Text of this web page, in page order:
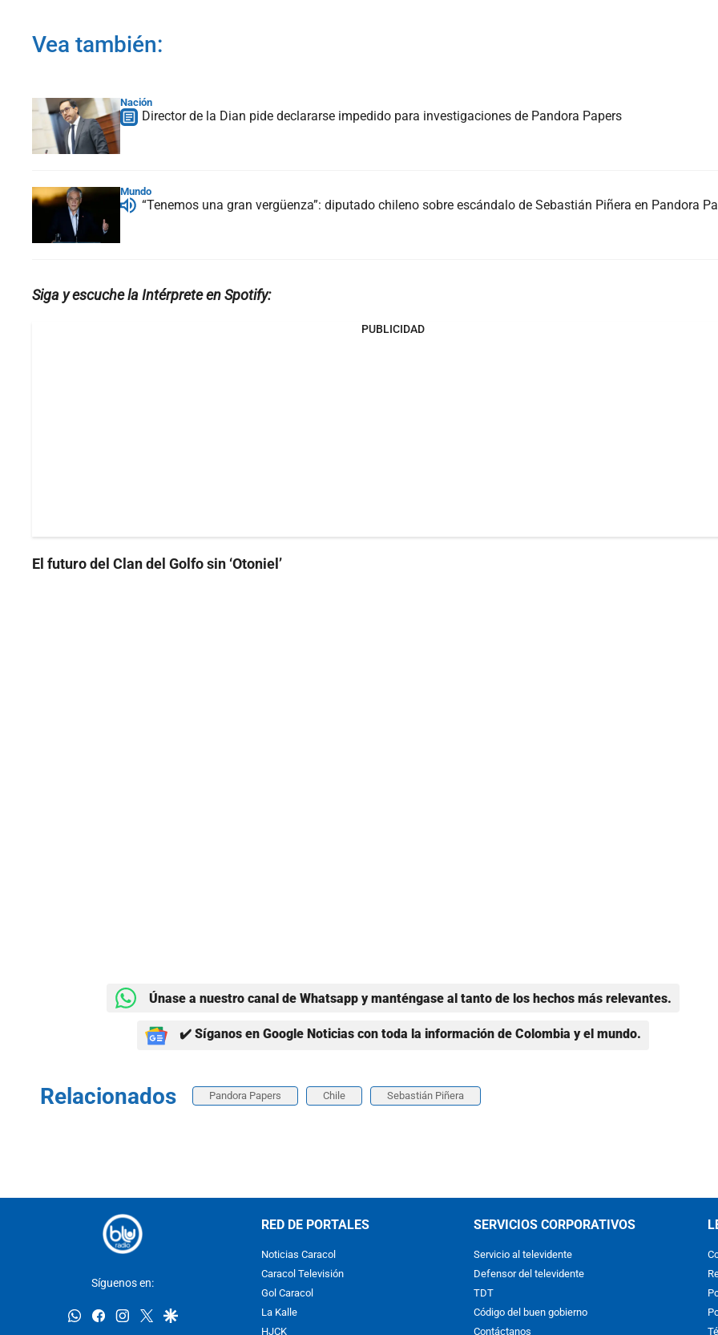
Vea también:
Nación
Director de la Dian pide declararse impedido para investigaciones de Pandora Papers
Mundo
“Tenemos una gran vergüenza”: diputado chileno sobre escándalo de Sebastián Piñera en Pandora
Siga y escuche la Intérprete en Spotify:
PUBLICIDAD
El futuro del Clan del Golfo sin ‘Otoniel’
Únase a nuestro canal de Whatsapp y manténgase al tanto de los hechos más relevantes.
✔️ Síganos en Google Noticias con toda la información de Colombia y el mundo.
Relacionados Pandora Papers Chile Sebastián Piñera
Síguenos en:
whatsappfacebookinstagram
twittergoogle
RED DE PORTALES
Noticias Caracol
Caracol Televisión
Gol Caracol
La Kalle
HJCK
SERVICIOS CORPORATIVOS
Servicio al televidente
Defensor del televidente
TDT
Código del buen gobierno
Contáctanos